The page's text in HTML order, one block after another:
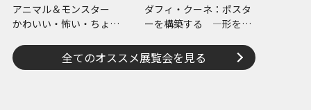
アニマル＆モンスター
かわいい・怖い・ちょっ
ダフィ・クーネ：ポスタ
ーを構築する ―形をつ
をつくる―
全てのオススメ展覧会を見る